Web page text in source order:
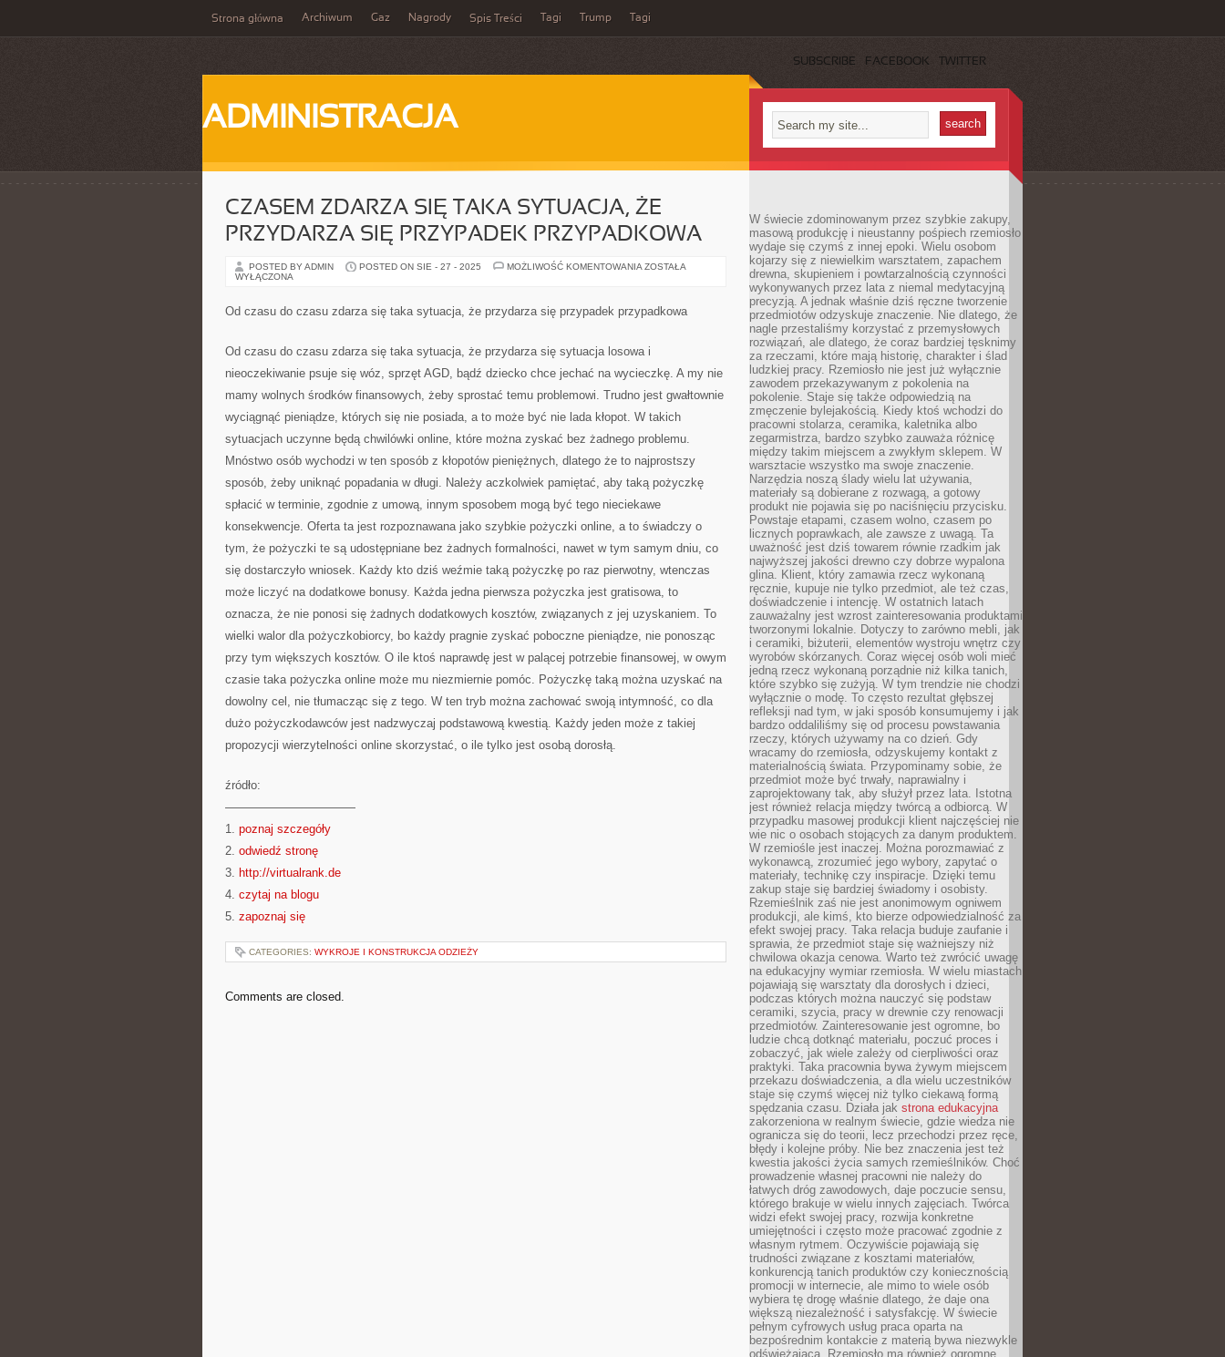
Strona główna Archiwum Gaz Nagrody Spis Treści Tagi Trump Tagi
SUBSCRIBE FACEBOOK TWITTER
ADMINISTRACJA
CZASEM ZDARZA SIĘ TAKA SYTUACJA, ŻE
PRZYDARZA SIĘ PRZYPADEK PRZYPADKOWA
POSTED BY ADMIN POSTED ON SIE - 27 - 2025 MOŻLIWOŚĆ KOMENTOWANIA CZASEM
SYTUACJA,
ŻE
PRZYPADEK
PRZYPADKOWA
ZOSTAŁA
WYŁĄCZONA
Od czasu do czasu zdarza się taka sytuacja, że przydarza się przypadek przypadkowa
Od czasu do czasu zdarza się taka sytuacja, że przydarza się sytuacja losowa i
nieoczekiwanie psuje się wóz, sprzęt AGD, bądź dziecko chce jechać na wycieczkę. A my nie
mamy wolnych środków finansowych, żeby sprostać temu problemowi. Trudno jest gwałtownie
wyciągnąć pieniądze, których się nie posiada, a to może być nie lada kłopot. W takich
sytuacjach uczynne będą chwilówki online, które można zyskać bez żadnego problemu.
Mnóstwo osób wychodzi w ten sposób z kłopotów pieniężnych, dlatego że to najprostszy
sposób, żeby uniknąć popadania w długi. Należy aczkolwiek pamiętać, aby taką pożyczkę
spłacić w terminie, zgodnie z umową, innym sposobem mogą być tego nieciekawe
konsekwencje. Oferta ta jest rozpoznawana jako szybkie pożyczki online, a to świadczy o
tym, że pożyczki te są udostępniane bez żadnych formalności, nawet w tym samym dniu, co
się dostarczyło wniosek. Każdy kto dziś weźmie taką pożyczkę po raz pierwotny, wtenczas
może liczyć na dodatkowe bonusy. Każda jedna pierwsza pożyczka jest gratisowa, to
oznacza, że nie ponosi się żadnych dodatkowych kosztów, związanych z jej uzyskaniem. To
wielki walor dla pożyczkobiorcy, bo każdy pragnie zyskać poboczne pieniądze, nie ponosząc
przy tym większych kosztów. O ile ktoś naprawdę jest w palącej potrzebie finansowej, w owym
czasie taka pożyczka online może mu niezmiernie pomóc. Pożyczkę taką można uzyskać na
dowolny cel, nie tłumacząc się z tego. W ten tryb można zachować swoją intymność, co dla
dużo pożyczkodawców jest nadzwyczaj podstawową kwestią. Każdy jeden może z takiej
propozycji wierzytelności online skorzystać, o ile tylko jest osobą dorosłą.
źródło:
———————————
1. poznaj szczegóły
2. odwiedź stronę
3. http://virtualrank.de
4. czytaj na blogu
5. zapoznaj się
CATEGORIES: WYKROJE I KONSTRUKCJA ODZIEŻY
Comments are closed.
W świecie zdominowanym przez szybkie zakupy,
masową produkcję i nieustanny pośpiech rzemiosło
wydaje się czymś z innej epoki. Wielu osobom
kojarzy się z niewielkim warsztatem, zapachem
drewna, skupieniem i powtarzalnością czynności
wykonywanych przez lata z niemal medytacyjną
precyzją. A jednak właśnie dziś ręczne tworzenie
przedmiotów odzyskuje znaczenie. Nie dlatego, że
nagle przestaliśmy korzystać z przemysłowych
rozwiązań, ale dlatego, że coraz bardziej tęsknimy
za rzeczami, które mają historię, charakter i ślad
ludzkiej pracy. Rzemiosło nie jest już wyłącznie
zawodem przekazywanym z pokolenia na
pokolenie. Staje się także odpowiedzią na
zmęczenie bylejakością. Kiedy ktoś wchodzi do
pracowni stolarza, ceramika, kaletnika albo
zegarmistrza, bardzo szybko zauważa różnicę
między takim miejscem a zwykłym sklepem. W
warsztacie wszystko ma swoje znaczenie.
Narzędzia noszą ślady wielu lat używania,
materiały są dobierane z rozwagą, a gotowy
produkt nie pojawia się po naciśnięciu przycisku.
Powstaje etapami, czasem wolno, czasem po
licznych poprawkach, ale zawsze z uwagą. Ta
uważność jest dziś towarem równie rzadkim jak
najwyższej jakości drewno czy dobrze wypalona
glina. Klient, który zamawia rzecz wykonaną
ręcznie, kupuje nie tylko przedmiot, ale też czas,
doświadczenie i intencję. W ostatnich latach
zauważalny jest wzrost zainteresowania produktami
tworzonymi lokalnie. Dotyczy to zarówno mebli, jak
i ceramiki, biżuterii, elementów wystroju wnętrz czy
wyrobów skórzanych. Coraz więcej osób woli mieć
jedną rzecz wykonaną porządnie niż kilka tanich,
które szybko się zużyją. W tym trendzie nie chodzi
wyłącznie o modę. To często rezultat głębszej
refleksji nad tym, w jaki sposób konsumujemy i jak
bardzo oddaliliśmy się od procesu powstawania
rzeczy, których używamy na co dzień. Gdy
wracamy do rzemiosła, odzyskujemy kontakt z
materialnością świata. Przypominamy sobie, że
przedmiot może być trwały, naprawialny i
zaprojektowany tak, aby służył przez lata. Istotna
jest również relacja między twórcą a odbiorcą. W
przypadku masowej produkcji klient najczęściej nie
wie nic o osobach stojących za danym produktem.
W rzemiośle jest inaczej. Można porozmawiać z
wykonawcą, zrozumieć jego wybory, zapytać o
materiały, technikę czy inspiracje. Dzięki temu
zakup staje się bardziej świadomy i osobisty.
Rzemieślnik zaś nie jest anonimowym ogniwem
produkcji, ale kimś, kto bierze odpowiedzialność za
efekt swojej pracy. Taka relacja buduje zaufanie i
sprawia, że przedmiot staje się ważniejszy niż
chwilowa okazja cenowa. Warto też zwrócić uwagę
na edukacyjny wymiar rzemiosła. W wielu miastach
pojawiają się warsztaty dla dorosłych i dzieci,
podczas których można nauczyć się podstaw
ceramiki, szycia, pracy w drewnie czy renowacji
przedmiotów. Zainteresowanie jest ogromne, bo
ludzie chcą dotknąć materiału, poczuć proces i
zobaczyć, jak wiele zależy od cierpliwości oraz
praktyki. Taka pracownia bywa żywym miejscem
przekazu doświadczenia, a dla wielu uczestników
staje się czymś więcej niż tylko ciekawą formą
spędzania czasu. Działa jak strona edukacyjna
zakorzeniona w realnym świecie, gdzie wiedza nie
ogranicza się do teorii, lecz przechodzi przez ręce,
błędy i kolejne próby. Nie bez znaczenia jest też
kwestia jakości życia samych rzemieślników. Choć
prowadzenie własnej pracowni nie należy do
łatwych dróg zawodowych, daje poczucie sensu,
którego brakuje w wielu innych zajęciach. Twórca
widzi efekt swojej pracy, rozwija konkretne
umiejętności i często może pracować zgodnie z
własnym rytmem. Oczywiście pojawiają się
trudności związane z kosztami materiałów,
konkurencją tanich produktów czy koniecznością
promocji w internecie, ale mimo to wiele osób
wybiera tę drogę właśnie dlatego, że daje ona
większą niezależność i satysfakcję. W świecie
pełnym cyfrowych usług praca oparta na
bezpośrednim kontakcie z materią bywa niezwykle
odświeżająca. Rzemiosło ma również ogromne